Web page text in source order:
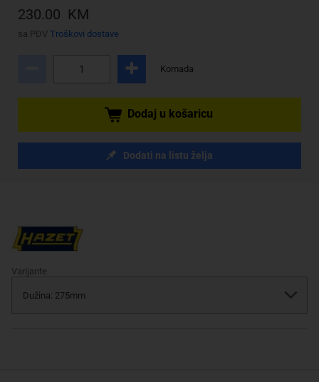
230.00 KM
sa PDV Troškovi dostave
Komada
Dodaj u košaricu
Dodati na listu želja
Varijante